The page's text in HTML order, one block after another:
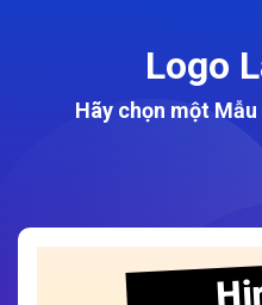
Logo
Hãy chọn một